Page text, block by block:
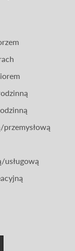
przemysłową
usługową